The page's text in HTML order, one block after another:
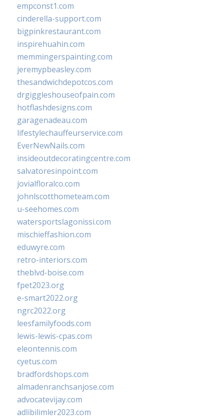
empconst1.com
cinderella-support.com
bigpinkrestaurant.com
inspirehuahin.com
memmingerspainting.com
jeremypbeasley.com
thesandwichdepotcos.com
drgiggleshouseofpain.com
hotflashdesigns.com
garagenadeau.com
lifestylechauffeurservice.com
EverNewNails.com
insideoutdecoratingcentre.com
salvatoresinpoint.com
jovialfloralco.com
johnlscotthometeam.com
u-seehomes.com
watersportslagonissi.com
mischieffashion.com
eduwyre.com
retro-interiors.com
theblvd-boise.com
fpet2023.org
e-smart2022.org
ngrc2022.org
leesfamilyfoods.com
lewis-lewis-cpas.com
eleontennis.com
cyetus.com
bradfordshops.com
almadenranchsanjose.com
advocatevijay.com
adlibilimler2023.com